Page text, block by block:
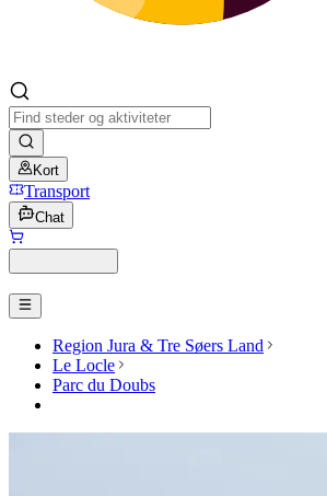
Kort
Transport
Chat
Region Jura & Tre Søers Land
Le Locle
Parc du Doubs